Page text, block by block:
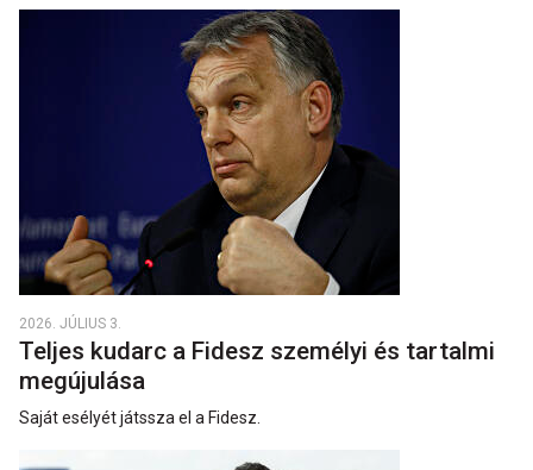
2026. JÚLIUS 3.
Teljes kudarc a Fidesz személyi és tartalmi
megújulása
Saját esélyét játssza el a Fidesz.